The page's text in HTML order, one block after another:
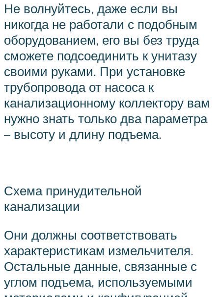
Не волнуйтесь, даже если вы
никогда не работали с подобным
оборудованием, его вы без труда
сможете подсоединить к унитазу
своими руками. При установке
трубопровода от насоса к
канализационному коллектору вам
нужно знать только два параметра
– высоту и длину подъема.
Схема принудительной
канализации
Они должны соответствовать
характеристикам измельчителя.
Остальные данные, связанные с
углом подъема, используемыми